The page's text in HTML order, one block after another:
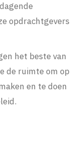
opdrachtgevers
het beste van
de ruimte om op
en te doen